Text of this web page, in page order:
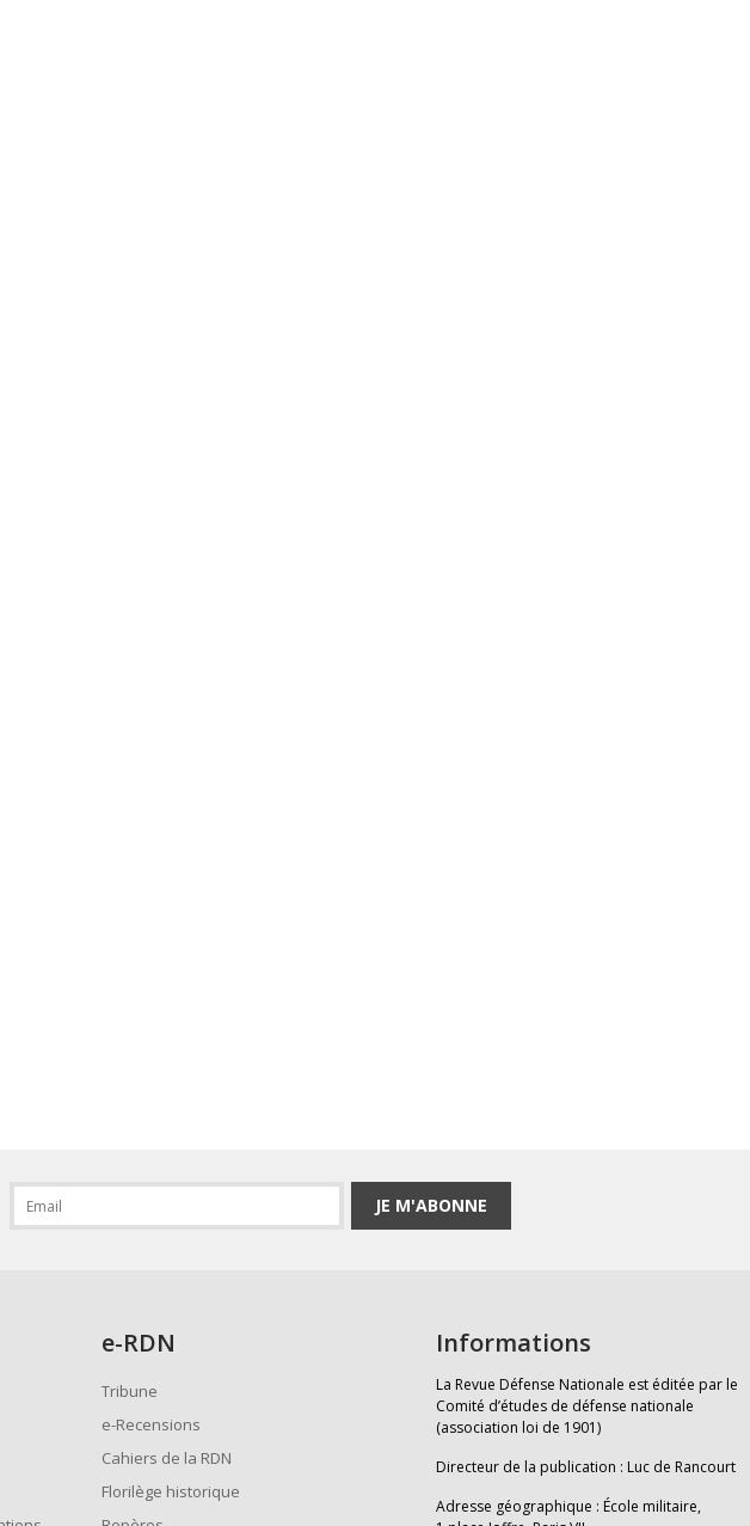
JE M'ABONNE
e-RDN
Tribune
e-Recensions
Cahiers de la RDN
Florilège historique
Informations
La Revue Défense Nationale est éditée par le
Comité d’études de défense nationale
(association loi de 1901)
Directeur de la publication : Luc de Rancourt
Adresse géographique : École militaire,